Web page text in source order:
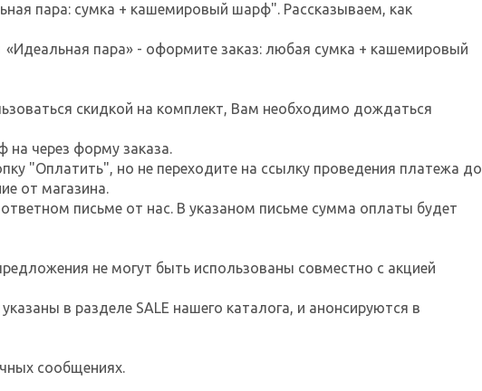
пара: сумка + кашемировый шарф". Рассказываем, как
«Идеальная пара» - оформите заказ: любая сумка + кашемировый
скидкой на комплект, Вам необходимо дождаться
на через форму заказа.
"Оплатить", но не переходите на ссылку проведения платежа до
от магазина.
письме от нас. В указаном письме сумма оплаты будет
не могут быть использованы совместно с акцией
в разделе SALE нашего каталога, и анонсируются в
сообщениях.